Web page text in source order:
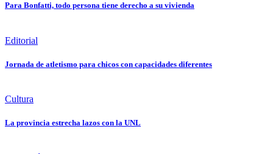
Para Bonfatti, todo persona tiene derecho a su vivienda
Editorial
Jornada de atletismo para chicos con capacidades diferentes
Cultura
La provincia estrecha lazos con la UNL